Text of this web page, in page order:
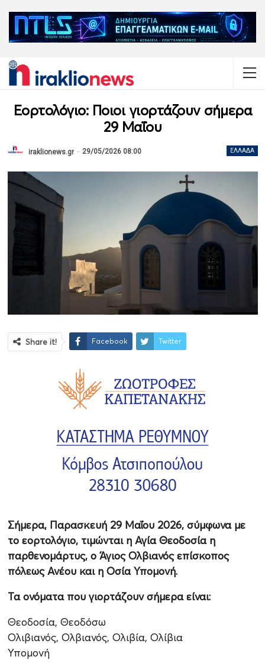
Εορτολόγιο: Ποιοι γιορτάζουν σήμερα
29 Μαΐου
ΕΛΛΆΔΑ
iraklionews.gr 29/05/2026 08:00
Share it! Facebook Twitter
Σήμερα, Παρασκευή 29 Μαΐου 2026, σύμφωνα με
το εορτολόγιο, τιμώνται η Αγία Θεοδοσία η
παρθενομάρτυς, ο Άγιος Ολβιανός επίσκοπος
πόλεως Ανέου και η Οσία Υπομονή.
Τα ονόματα που γιορτάζουν σήμερα είναι:
Θεοδοσία, Θεοδόσω
Ολιβιανός, Ολβιανός, Ολιβία, Ολίβια
Υπομονή